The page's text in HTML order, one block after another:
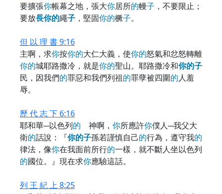
要擴張你帳幕之地，張大你居所的幔子 ，不要限止；
要放長你的繩子 ，堅固你的橛子。
但 以 理 書 9:16
主啊，求你按你的大仁大義，使你的怒氣和忿怒轉離
你的城耶路撒冷，就是你的聖山。耶路撒冷和你的子
民，因我們的罪惡和我們列祖的罪孽被四圍的人羞
辱。
歷 代 志 下 6:16
耶和華─以色列的 神啊， 你所應許你僕人─我父大
衛的話說：『你的子孫若謹慎自己的行為，遵守我的
律法，像你在我面前所行的一樣，就不斷人坐以色列
的國位。』現在求你應驗這話。
列 王 紀 上 8:25